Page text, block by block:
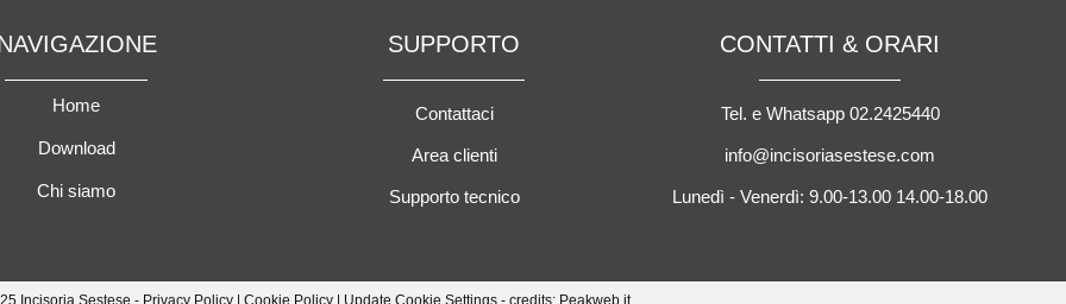
Home
Download
Chi siamo
SUPPORTO
Contattaci
Area clienti
Supporto tecnico
CONTATTI & ORARI
Tel. e Whatsapp 02.2425440
info@incisoriasestese.com
Lunedì - Venerdì: 9.00-13.00 14.00-18.00
Incisoria Sestese - Privacy Policy | Cookie Policy | Update Cookie Settings - credits: Peakweb.it